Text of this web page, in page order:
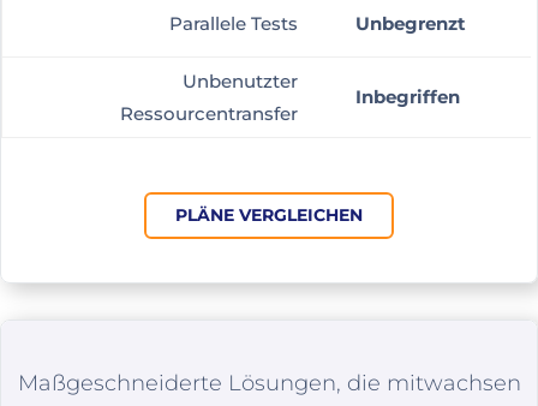
Parallele Tests Unbegrenzt
Unbenutzter
Ressourcentransfer
Inbegriffen
PLÄNE VERGLEICHEN
Maßgeschneiderte Lösungen, die mitwachsen